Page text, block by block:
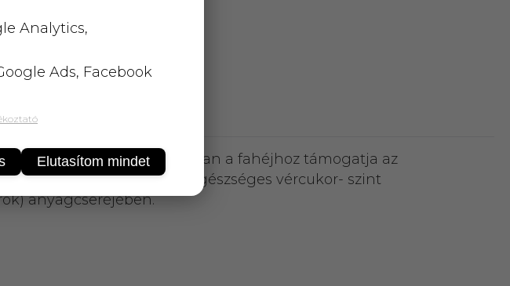
A gyömbér, hasonlóan a fahéjhoz támogatja az
A króm hozzájárul az egészséges vércukor- szint
anyagcseréjében.
Analytics,
Ads, Facebook
Elutasítom mindet